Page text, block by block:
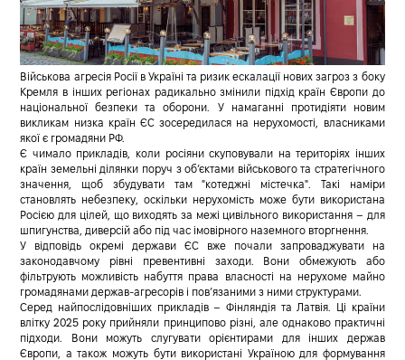
Військова агресія Росії в Україні та ризик ескалації нових загроз з боку
Кремля в інших регіонах радикально змінили підхід країн Європи до
національної безпеки та оборони. У намаганні протидіяти новим
викликам низка країн ЄС зосередилася на нерухомості, власниками
якої є громадяни РФ.
Є чимало прикладів, коли росіяни скуповували на територіях інших
країн земельні ділянки поруч з об’єктами військового та стратегічного
значення, щоб збудувати там "котеджні містечка". Такі наміри
становлять небезпеку, оскільки нерухомість може бути використана
Росією для цілей, що виходять за межі цивільного використання – для
шпигунства, диверсій або під час імовірного наземного вторгнення.
У відповідь окремі держави ЄС вже почали запроваджувати на
законодавчому рівні превентивні заходи. Вони обмежують або
фільтрують можливість набуття права власності на нерухоме майно
громадянами держав-агресорів і пов’язаними з ними структурами.
Серед найпослідовніших прикладів – Фінляндія та Латвія.
Ці країни
влітку 2025 року прийняли принципово різні, але однаково практичні
підходи. Вони можуть слугувати орієнтирами для інших держав
Європи, а також можуть бути використані Україною для формування